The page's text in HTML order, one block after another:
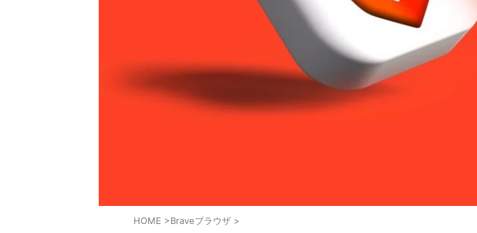
HOME >Braveブラウザ >